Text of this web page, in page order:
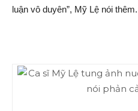
luận vô duyên”, Mỹ Lệ nói thêm.